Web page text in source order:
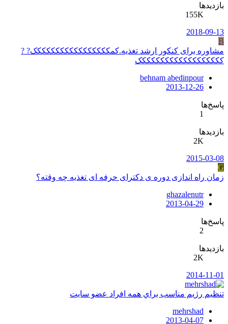
بازدیدها
155K
2018-09-13
B
مشاوره برای کنکور ارشد تغذیه.کمککککککککککککککککک? ?
ککککککککککککککککککک
behnam abedinpour
2013-12-26
پاسخ‌ها
1
بازدیدها
2K
2015-03-08
G
زمان راه اندازی دوره ی دکترای حرفه ای تغذیه چه وقته؟
ghazalenutr
2013-04-29
پاسخ‌ها
2
بازدیدها
2K
2014-11-01
تنظيم رژيم مناسب براي همه افراد عضو سايت
mehrshad
2013-04-07